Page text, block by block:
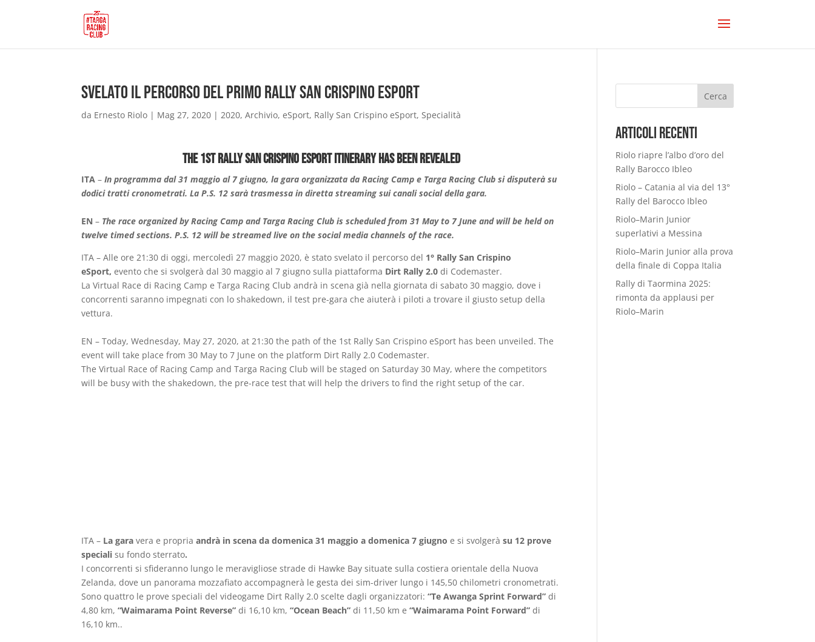
Svelato il percorso del primo Rally San Crispino eSport
da Ernesto Riolo | Mag 27, 2020 |2020,Archivio,eSport, Rally San Crispino eSport,Specialità
The 1st Rally San Crispino eSport itinerary has been revealed
ITA –In programma dal 31 maggio al 7 giugno, la gara organizzata da Racing Camp e Targa Racing Club si disputerà su
dodici tratti cronometrati. La P.S. 12 sarà trasmessa in diretta streaming sui canali social della gara.
EN – The race organized by Racing Camp and Targa Racing Club is scheduled from 31 May to 7 June and will be held on
twelve timed sections. P.S. 12 will be streamed live on the social media channels of the race.
ITA – Alle ore 21:30 di oggi, mercoledì 27 maggio 2020, è stato svelato il percorso del 1° Rally San Crispino
eSport,evento che si svolgerà dal 30 maggio al 7 giugno sulla piattaforma Dirt Rally 2.0 di Codemaster.
La Virtual Race di Racing Camp e Targa Racing Club andrà in scena già nella giornata di sabato 30 maggio, dove i
concorrenti saranno impegnati con lo shakedown, il test pre-gara che aiuterà i piloti a trovare il giusto setup della
vettura.
EN – Today, Wednesday, May 27, 2020, at 21:30 the path of the 1st Rally San Crispino eSport has been unveiled. The
event will take place from 30 May to 7 June on the platform Dirt Rally 2.0 Codemaster.
The Virtual Race of Racing Camp and Targa Racing Club will be staged on Saturday 30 May, where the competitors
will be busy with the shakedown, the pre-race test that will help the drivers to find the right setup of the car.
ITA – La gara vera e propriaandrà in scena da domenica 31 maggio a domenica 7 giugnoe si svolgeràsu 12 prove
speciali su fondo sterrato.
I concorrenti si sfideranno lungo le meravigliose strade di Hawke Bay situate sulla costiera orientale della Nuova
Zelanda, dove un panorama mozzafiato accompagnerà le gesta dei sim-driver lungo i 145,50 chilometri cronometrati.
Sono quattro le prove speciali del videogame Dirt Rally 2.0 scelte dagli organizzatori:“Te Awanga Sprint Forward” di
4,80 km,“Waimarama Point Reverse” di 16,10 km,“Ocean Beach” di 11,50 km e“Waimarama Point Forward” di
16,10 km..
Cerca
Articoli Recenti
Riolo riapre l’albo d’oro del
Rally Barocco Ibleo
Riolo – Catania al via del 13°
Rally del Barocco Ibleo
Riolo–Marin Junior
superlativi a Messina
Riolo–Marin Junior alla prova
della finale di Coppa Italia
Rally di Taormina 2025:
rimonta da applausi per
Riolo–Marin